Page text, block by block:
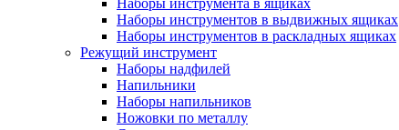
Наборы инструмента в ящиках
Наборы инструментов в выдвижных ящиках
Наборы инструментов в раскладных ящиках
Режущий инструмент
Наборы надфилей
Напильники
Наборы напильников
Ножовки по металлу